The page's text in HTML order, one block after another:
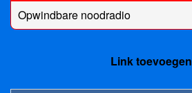
Opwindbare noodradio
Link toevoegen